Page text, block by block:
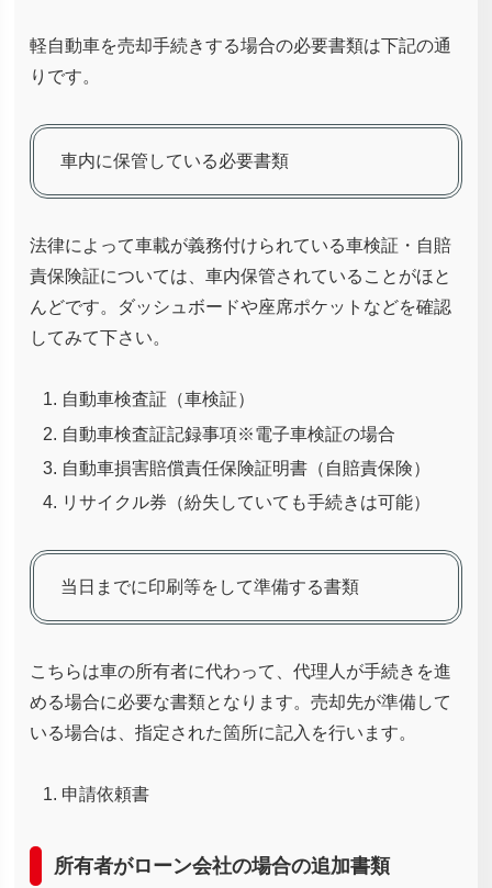
軽自動車を売却手続きする場合の必要書類は下記の通
りです。
車内に保管している必要書類
法律によって車載が義務付けられている車検証・自賠
責保険証については、車内保管されていることがほと
んどです。ダッシュボードや座席ポケットなどを確認
してみて下さい。
自動車検査証（車検証）
自動車検査証記録事項※電子車検証の場合
自動車損害賠償責任保険証明書（自賠責保険）
リサイクル券（紛失していても手続きは可能）
当日までに印刷等をして準備する書類
こちらは車の所有者に代わって、代理人が手続きを進
める場合に必要な書類となります。売却先が準備して
いる場合は、指定された箇所に記入を行います。
申請依頼書
所有者がローン会社の場合の追加書類